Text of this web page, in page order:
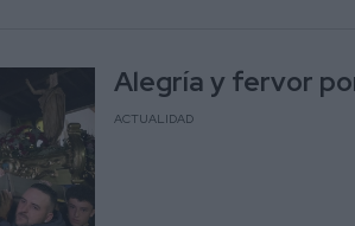
Alegría y fervor
ACTUALIDAD